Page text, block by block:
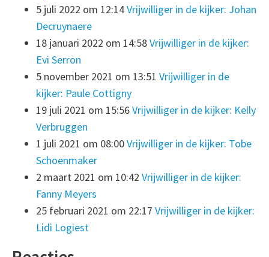
5 juli 2022 om 12:14Vrijwilliger in de kijker: Johan
Decruynaere
18 januari 2022 om 14:58Vrijwilliger in de kijker:
Evi Serron
5 november 2021 om 13:51 Vrijwilliger in de
kijker: Paule Cottigny
19 juli 2021 om 15:56Vrijwilliger in de kijker: Kelly
Verbruggen
1 juli 2021 om 08:00Vrijwilliger in de kijker: Tobe
Schoenmaker
2 maart 2021 om 10:42 Vrijwilliger in de kijker:
Fanny Meyers
25 februari 2021 om 22:17 Vrijwilliger in de kijker:
Lidi Logiest